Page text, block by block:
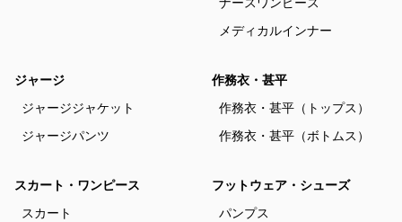
メディカルインナー
ジャージ
ジャージジャケット
ジャージパンツ
作務衣・甚平
作務衣・甚平（トップス）
作務衣・甚平（ボトムス）
スカート・ワンピース
スカート
フットウェア・シューズ
パンプス